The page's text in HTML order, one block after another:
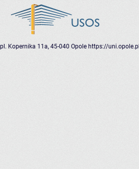
pl. Kopernika 11a, 45-040 Opole https://uni.opole.pl